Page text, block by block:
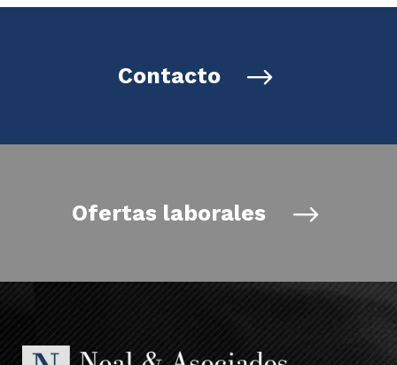
Contacto
Ofertas laborales